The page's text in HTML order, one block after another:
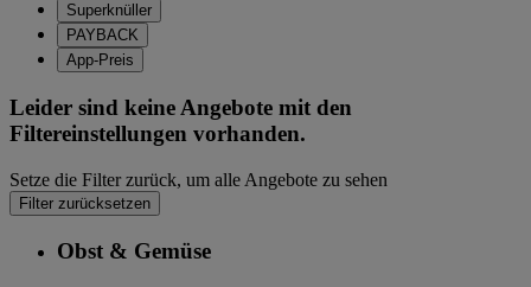
Superknüller
PAYBACK
App-Preis
Leider sind keine Angebote mit den
Filtereinstellungen vorhanden.
Setze die Filter zurück, um alle Angebote zu sehen
Filter zurücksetzen
Obst & Gemüse